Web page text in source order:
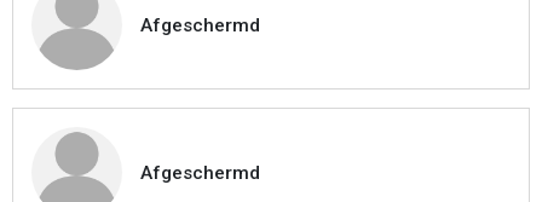
Afgeschermd
Afgeschermd